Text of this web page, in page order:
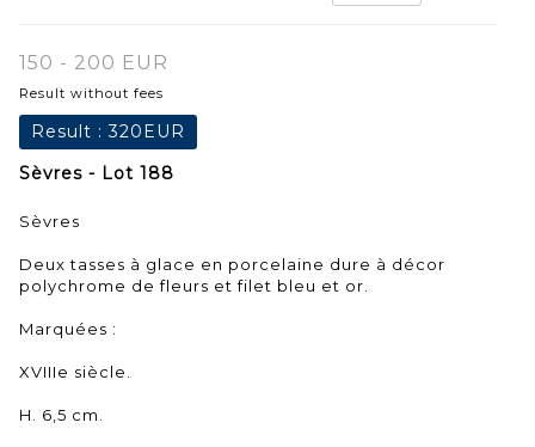
150 - 200 EUR
Result without fees
Result :320EUR
Sèvres - Lot 188
Sèvres
Deux tasses à glace en porcelaine dure à décor
polychrome de fleurs et filet bleu et or.
Marquées :
XVIIIe siècle.
H. 6,5 cm.